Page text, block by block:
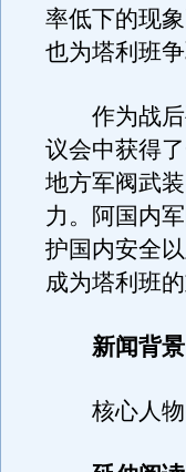
率低下的现
也为塔利班
作为战后
议会中获得
地方军阀武
力。阿国内
护国内安全
成为塔利班
新闻背景
核心人物